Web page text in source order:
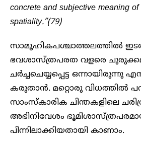
concrete and subjective meaning of
spatiality.”(79)
സാമൂഹികപശ്ചാത്തലത്തിൽ
ഭവശാസ്ത്രപരത വളരെ
ചർച്ചചെയ്യപ്പെട്ട ഒന്നായിരുന്നു
കരുതാൻ. മറ്റൊരു വിധത്തിൽ
സാംസ്കാരിക ചിന്തകളിലെ
അഭിനിവേശം
പിന്നിലാക്കിയതായി കാണാം.